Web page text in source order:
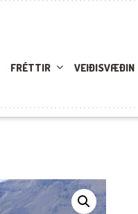
FRÉTTIR VEIÐISVÆÐIN